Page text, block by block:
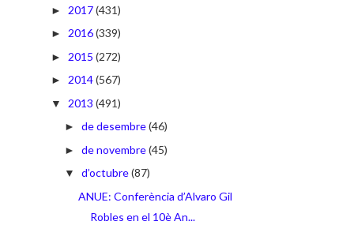
► 2017(431)
► 2016(339)
► 2015 (272)
► 2014(567)
▼ 2013 (491)
► de desembre(46)
► de novembre(45)
▼ d’octubre(87)
ANUE: Conferència d’Alvaro Gil
Robles en el 10è An...